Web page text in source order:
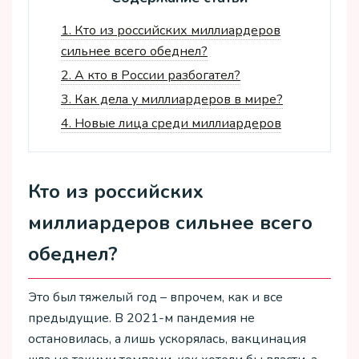
1. Кто из российских миллиардеров
сильнее всего обеднел?
2. А кто в России разбогател?
3. Как дела у миллиардеров в мире?
4. Новые лица среди миллиардеров
Кто из российских
миллиардеров сильнее всего
обеднел?
Это был тяжелый год – впрочем, как и все
предыдущие. В 2021-м пандемия не
остановилась, а лишь ускорялась, вакцинация